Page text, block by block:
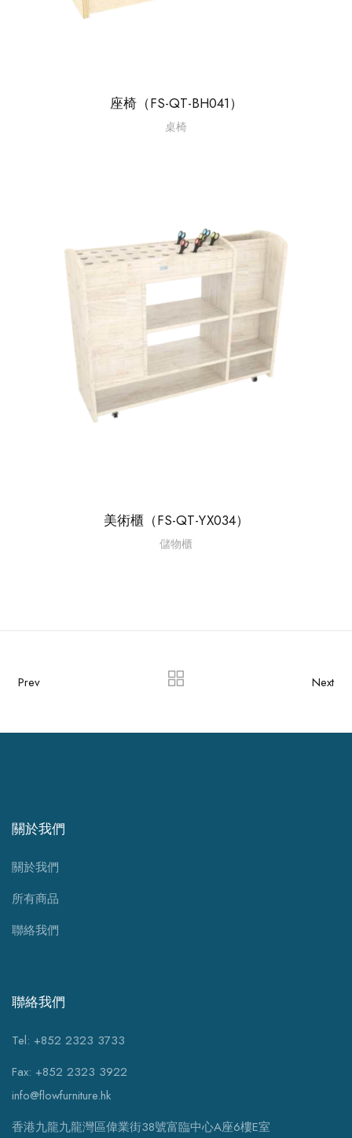
座椅（FS-QT-BH041）
桌椅
美術櫃（FS-QT-YX034）
儲物櫃
Prev Next
關於我們
關於我們
所有商品
聯絡我們
聯絡我們
Tel: +852 2323 3733
Fax: +852 2323 3922
info@flowfurniture.hk
香港九龍九龍灣區偉業街38號富臨中心A座6樓E室